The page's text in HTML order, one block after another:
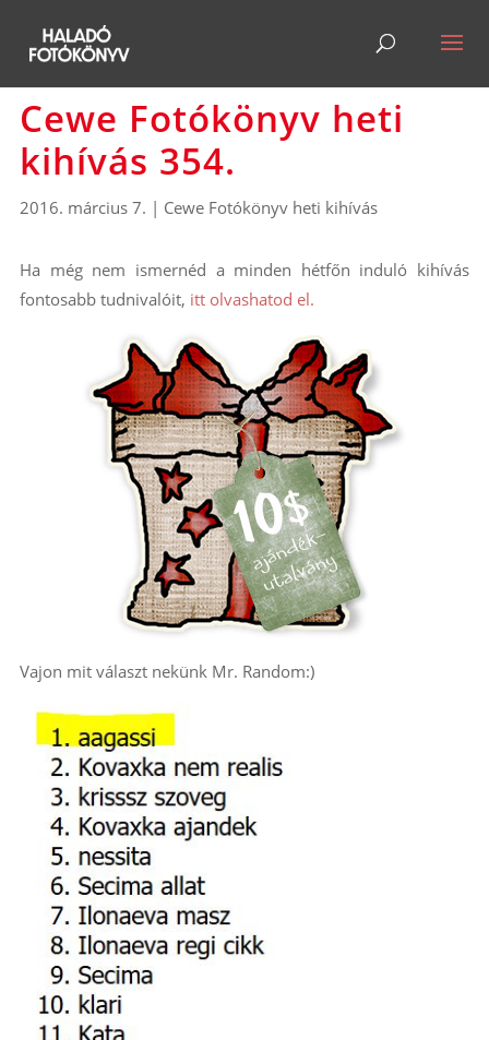
Cewe Fotókönyv heti
kihívás 354.
2016. március 7. | Cewe Fotókönyv heti kihívás
Ha még nem ismernéd a minden hétfőn induló kihívás
fontosabb tudnivalóit, itt olvashatod el.
Vajon mit választ nekünk Mr. Random:)